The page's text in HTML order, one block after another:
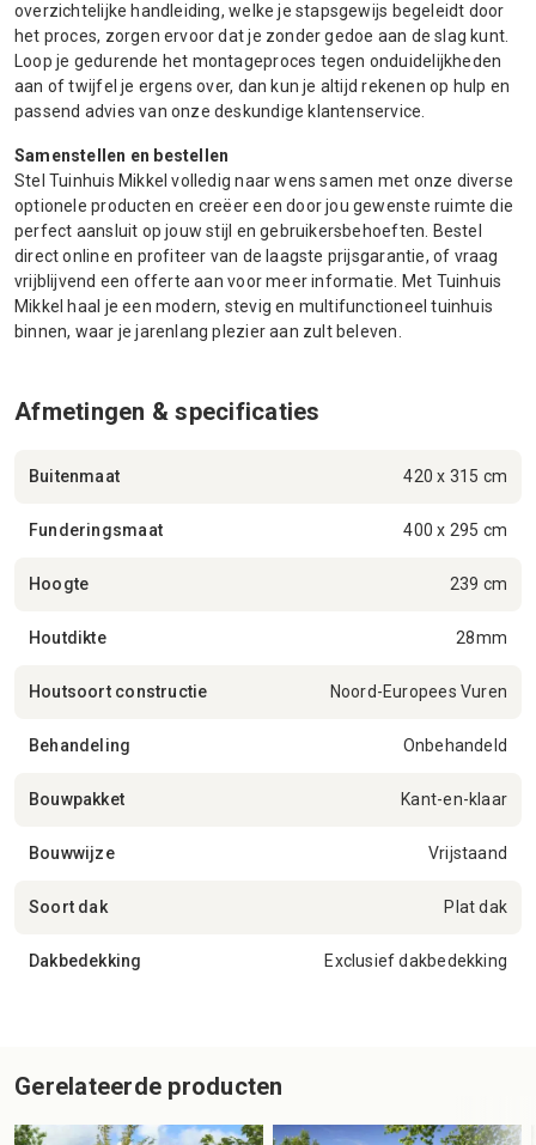
overzichtelijke handleiding, welke je stapsgewijs begeleidt door
het proces, zorgen ervoor dat je zonder gedoe aan de slag kunt.
Loop je gedurende het montageproces tegen onduidelijkheden
aan of twijfel je ergens over, dan kun je altijd rekenen op hulp en
passend advies van onze deskundige klantenservice.
Samenstellen en bestellen
Stel Tuinhuis Mikkel volledig naar wens samen met onze diverse
optionele producten en creëer een door jou gewenste ruimte die
perfect aansluit op jouw stijl en gebruikersbehoeften. Bestel
direct online en profiteer van de laagste prijsgarantie, of vraag
vrijblijvend een offerte aan voor meer informatie. Met Tuinhuis
Mikkel haal je een modern, stevig en multifunctioneel tuinhuis
binnen, waar je jarenlang plezier aan zult beleven.
Afmetingen & specificaties
Buitenmaat 420 x 315 cm
Funderingsmaat 400 x 295 cm
Hoogte 239 cm
Houtdikte 28mm
Houtsoort constructie Noord-Europees Vuren
Behandeling Onbehandeld
Bouwpakket Kant-en-klaar
Bouwwijze Vrijstaand
Soort dak Plat dak
Dakbedekking Exclusief dakbedekking
Gerelateerde producten